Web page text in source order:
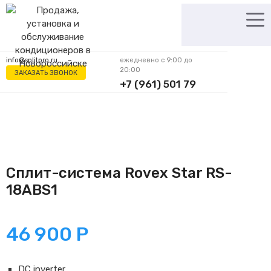
Перейти
содержимому
info@splitpro.ru
ЗАКАЗАТЬ ЗВОНОК
ежедневно с 9:00 до
20:00
+7 (961) 501 79
62
Сплит-система Rovex Star RS-
18ABS1
46 900 Р